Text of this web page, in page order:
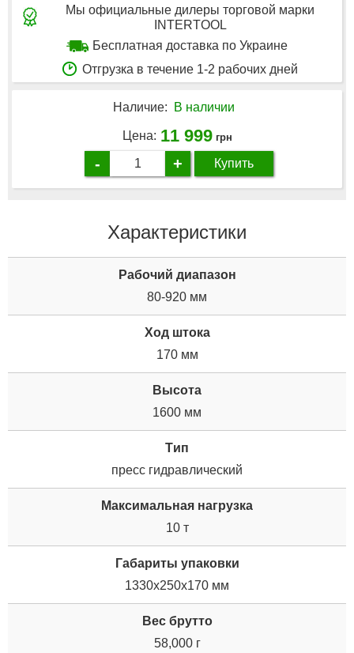
Мы официальные дилеры торговой марки
INTERTOOL
Бесплатная доставка по Украине
Отгрузка в течение 1-2 рабочих дней
Наличие: В наличии
Цена: 11 999 грн
- + Купить
Характеристики
Рабочий диапазон
80-920 мм
Ход штока
170 мм
Высота
1600 мм
Tип
пресс гидравлический
Максимальная нагрузка
10 т
Габариты упаковки
1330x250x170 мм
Вес брутто
58,000 г